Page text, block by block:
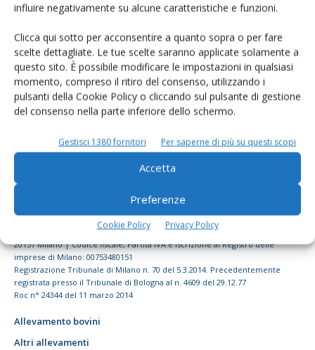
influire negativamente su alcune caratteristiche e funzioni.
Clicca qui sotto per acconsentire a quanto sopra o per fare
scelte dettagliate. Le tue scelte saranno applicate solamente a
questo sito. È possibile modificare le impostazioni in qualsiasi
momento, compreso il ritiro del consenso, utilizzando i
pulsanti della Cookie Policy o cliccando sul pulsante di gestione
del consenso nella parte inferiore dello schermo.
Gestisci 1380 fornitori Per saperne di più su questi scopi
Accetta
Preferenze
Cookie Policy Privacy Policy
© Tecniche Nuove Spa. Tutti i diritti riservati. Sede legale Via Eritrea 21 -
20157 Milano | Codice fiscale, Partita IVA e Iscrizione al Registro delle
imprese di Milano: 00753480151
Registrazione Tribunale di Milano n. 70 del 5.3.2014. Precedentemente
registrata presso il Tribunale di Bologna al n. 4609 del 29.12.77
Roc n° 24344 del 11 marzo 2014
Allevamento bovini
Altri allevamenti